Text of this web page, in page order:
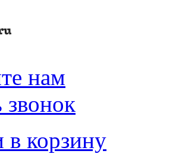
нам
звонок
в корзину